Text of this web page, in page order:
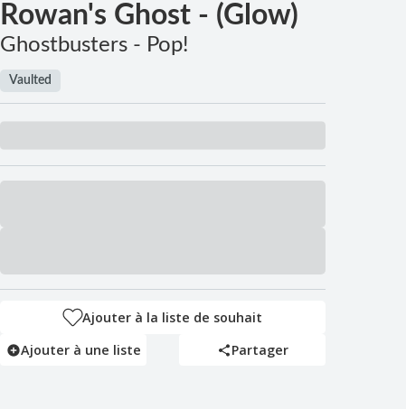
Rowan's Ghost - (Glow)
Ghostbusters - Pop!
Vaulted
Ajouter à la liste de souhait
Ajouter à une liste
Partager